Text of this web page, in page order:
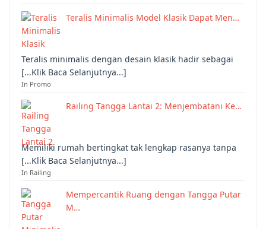
Teralis Minimalis Model Klasik Dapat Men…
Teralis minimalis dengan desain klasik hadir sebagai
[...Klik Baca Selanjutnya...]
In Promo
Railing Tangga Lantai 2: Menjembatani Ke…
Memiliki rumah bertingkat tak lengkap rasanya tanpa
[...Klik Baca Selanjutnya...]
In Railing
Mempercantik Ruang dengan Tangga Putar
M…